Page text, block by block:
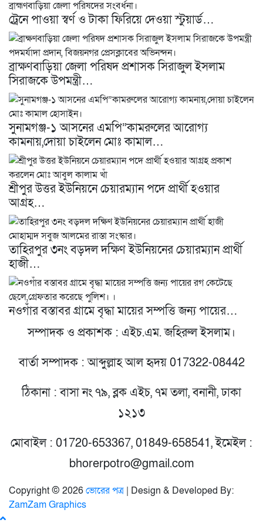
ট্রেনে পাওয়া স্বর্ণ ও টাকা ফিরিয়ে দেওয়া স্টুয়ার্ড…
ব্রাক্ষণবাড়িয়া জেলা পরিষদ প্রশাসক সিরাজুল ইসলাম
সিরাজকে উপমন্ত্রী…
সুনামগঞ্জ-১ আসনের এমপি”কামরুলের আরোগ্য
কামনায়,দোয়া চাইলেন মোঃ কামাল…
শ্রীপুর উত্তর ইউনিয়নে চেয়ারম্যান পদে প্রার্থী হওয়ার
আগ্ৰহ…
তাহিরপুর ৩নং বড়দল দক্ষিণ ইউনিয়নের চেয়ারম্যান প্রার্থী
হাজী…
নওগাঁর বস্তাবর গ্রামে বৃদ্ধা মায়ের সম্পত্তি জন্য পায়ের…
সম্পাদক ও প্রকাশক : এইচ.এম. জহিরুল ইসলাম।
বার্তা সম্পাদক : আব্দুল্লাহ আল হৃদয় 017322-08442
ঠিকানা : বাসা নং ৭৯, ব্লক এইচ, ৭ম তলা, বনানী, ঢাকা
১২১৩
মোবাইল : 01720-653367, 01849-658541, ইমেইল :
bhorerpotro@gmail.com
Copyright © 2026ভোরের পত্র | Design & Developed By:
ZamZam Graphics